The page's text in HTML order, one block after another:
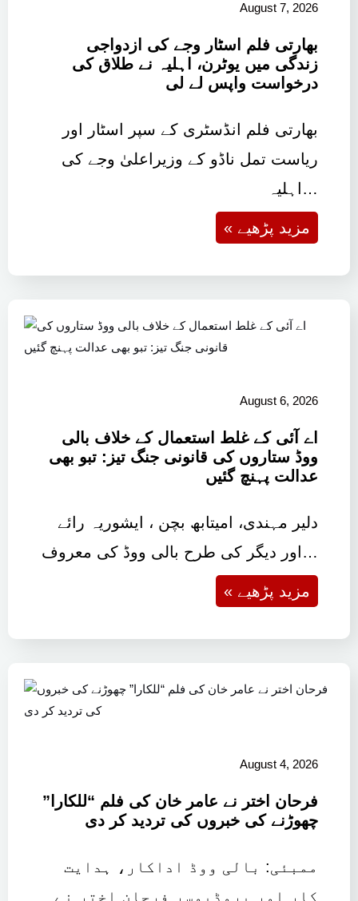
August 7, 2026
بھارتی فلم اسٹار وجے کی ازدواجی
زندگی میں یوٹرن، اہلیہ نے طلاق کی
درخواست واپس لے لی
بھارتی فلم انڈسٹری کے سپر اسٹار اور
ریاست تمل ناڈو کے وزیراعلیٰ وجے کی
اہلیہ…
« مزید پڑھیے
August 6, 2026
اے آئی کے غلط استعمال کے خلاف بالی
ووڈ ستاروں کی قانونی جنگ تیز: تبو بھی
عدالت پہنچ گئیں
دلیر مہندی، امیتابھ بچن ، ایشوریہ رائے
اور دیگر کی طرح بالی ووڈ کی معروف…
« مزید پڑھیے
August 4, 2026
فرحان اختر نے عامر خان کی فلم “للکارا”
چھوڑنے کی خبروں کی تردید کر دی
ممبئی: بالی ووڈ اداکار، ہدایت
کار اور پروڈیوسر فرحان اختر نے